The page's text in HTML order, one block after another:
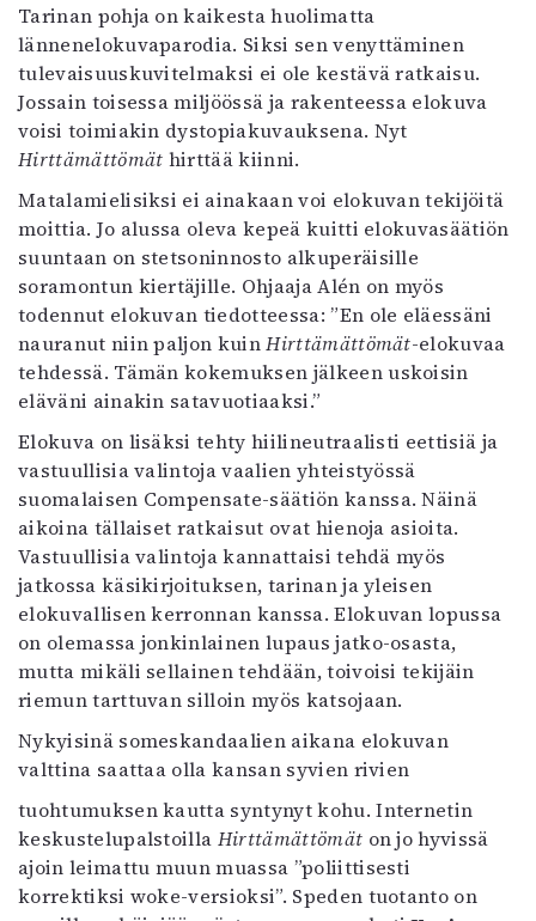
Tarinan pohja on kaikesta huolimatta
lännenelokuvaparodia. Siksi sen venyttäminen
tulevaisuuskuvitelmaksi ei ole kestävä ratkaisu.
Jossain toisessa miljöössä ja rakenteessa elokuva
voisi toimiakin dystopiakuvauksena. Nyt
Hirttämättömät hirttää kiinni.
Matalamielisiksi ei ainakaan voi elokuvan tekijöitä
moittia. Jo alussa oleva kepeä kuitti elokuvasäätiön
suuntaan on stetsoninnosto alkuperäisille
soramontun kiertäjille. Ohjaaja Alén on myös
todennut elokuvan tiedotteessa: ”En ole eläessäni
nauranut niin paljon kuinHirttämättömät-elokuvaa
tehdessä. Tämän kokemuksen jälkeen uskoisin
eläväni ainakin satavuotiaaksi.”
Elokuva on lisäksi tehty hiilineutraalisti eettisiä ja
vastuullisia valintoja vaalien yhteistyössä
suomalaisen Compensate-säätiön kanssa. Näinä
aikoina tällaiset ratkaisut ovat hienoja asioita.
Vastuullisia valintoja kannattaisi tehdä myös
jatkossa käsikirjoituksen, tarinan ja yleisen
elokuvallisen kerronnan kanssa. Elokuvan lopussa
on olemassa jonkinlainen lupaus jatko-osasta,
mutta mikäli sellainen tehdään, toivoisi tekijäin
riemun tarttuvan silloin myös katsojaan.
Nykyisinä someskandaalien aikana elokuvan
valttina saattaa olla kansan syvien rivien
tuohtumuksen kautta syntynyt kohu. Internetin
keskustelupalstoilla Hirttämättömät on jo hyvissä
ajoin leimattu muun muassa ”poliittisesti
korrektiksi woke-versioksi”. Speden tuotanto on